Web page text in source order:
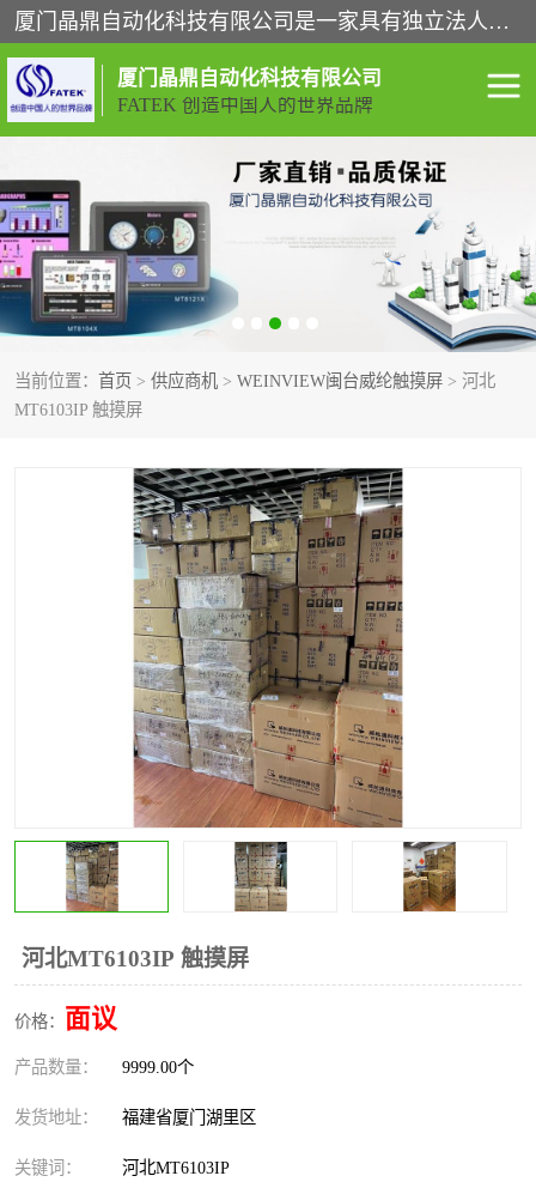
厦门晶鼎自动化科技有限公司是一家具有独立法人资格的高新技术企业；代理销售的产品有台湾威纶触摸屏，魏德米勒全系列，永宏触摸屏,威纶触摸屏,台湾威纶weinview触摸屏,台湾永宏PLC，FATEK,永宏伺服,图儿克总线，施耐德，欧姆龙，西门子，富士变频，K&N蓝系列， BUSSMANN，松下变频器，丹佛斯变频器等。
厦门晶鼎自动化科技有限公司
FATEK 创造中国人的世界品牌
当前位置： 首页 > 供应商机 > WEINVIEW闽台威纶触摸屏 > 河北
MT6103IP 触摸屏
河北MT6103IP 触摸屏
价格： 面议
产品数量： 9999.00个
发货地址： 福建省厦门湖里区
关键词： 河北MT6103IP
闽台永宏PLC WEINVIEW闽台威纶触摸
正弦变频器正弦伺服 魏德米勒接线端子
ABB电流开关 魏德米勒电源
丹佛斯变频器 MOXA通讯模块
魏德米勒工具 西门子
其他
安士能开关
普洛菲斯触摸屏
魏德米勒继电器 施迈赛限位开关